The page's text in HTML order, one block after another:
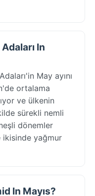
In
May ayını
ortalama
ve ülkenin
sürekli nemli
dönemler
ikisinde yağmur
In Mayıs?